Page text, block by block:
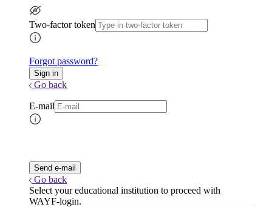
Two-factor token
Forgot password?
Go back
E-mail
Go back
Select your educational institution to proceed with
WAYF-login.